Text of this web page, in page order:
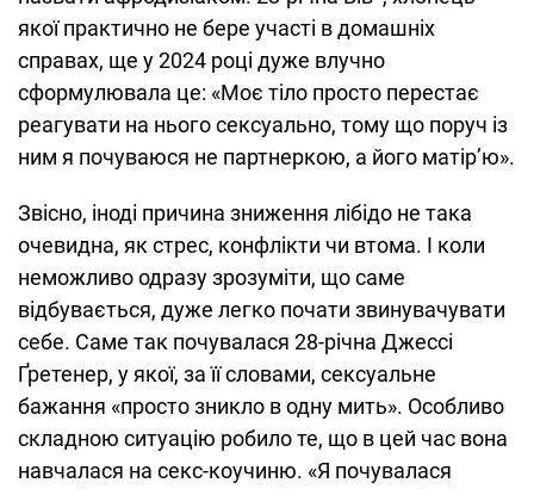
якої практично не бере участі в домашніх
справах, ще у 2024 році дуже влучно
сформулювала це: «Моє тіло просто перестає
реагувати на нього сексуально, тому що поруч із
ним я почуваюся не партнеркою, а його матір’ю».
Звісно, іноді причина зниження лібідо не така
очевидна, як стрес, конфлікти чи втома. І коли
неможливо одразу зрозуміти, що саме
відбувається, дуже легко почати звинувачувати
себе. Саме так почувалася 28-річна Джессі
Ґретенер, у якої, за її словами, сексуальне
бажання «просто зникло в одну мить». Особливо
складною ситуацію робило те, що в цей час вона
навчалася на секс-коучиню. «Я почувалася